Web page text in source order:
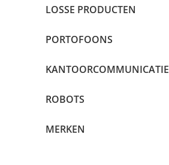
LOSSE PRODUCTEN
PORTOFOONS
KANTOORCOMMUNICATIE
ROBOTS
MERKEN